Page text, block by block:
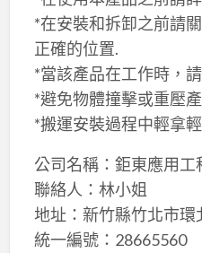
*在安裝和拆卸之前請
正確的位置.
*當該產品在工作時，
*避免物體撞擊或重壓
*搬運安裝過程中輕拿
公司名稱：鉅東應用工
聯絡人：林小姐
地址：新竹縣竹北市環
統一編號：28665560